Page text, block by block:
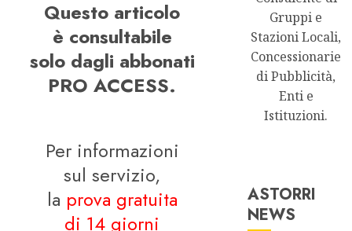
Questo articolo
è consultabile
solo dagli abbonati
PRO ACCESS.
Per informazioni
sul servizio,
la prova gratuita
di 14 giorni
Gruppi e
Stazioni Locali,
Concessionarie
di Pubblicità,
Enti e
Istituzioni.
ASTORRI
NEWSAstorri News